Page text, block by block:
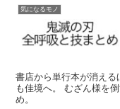
気になるモノ
書店から単行本が消え
も佳境へ。 むざん様を
め。